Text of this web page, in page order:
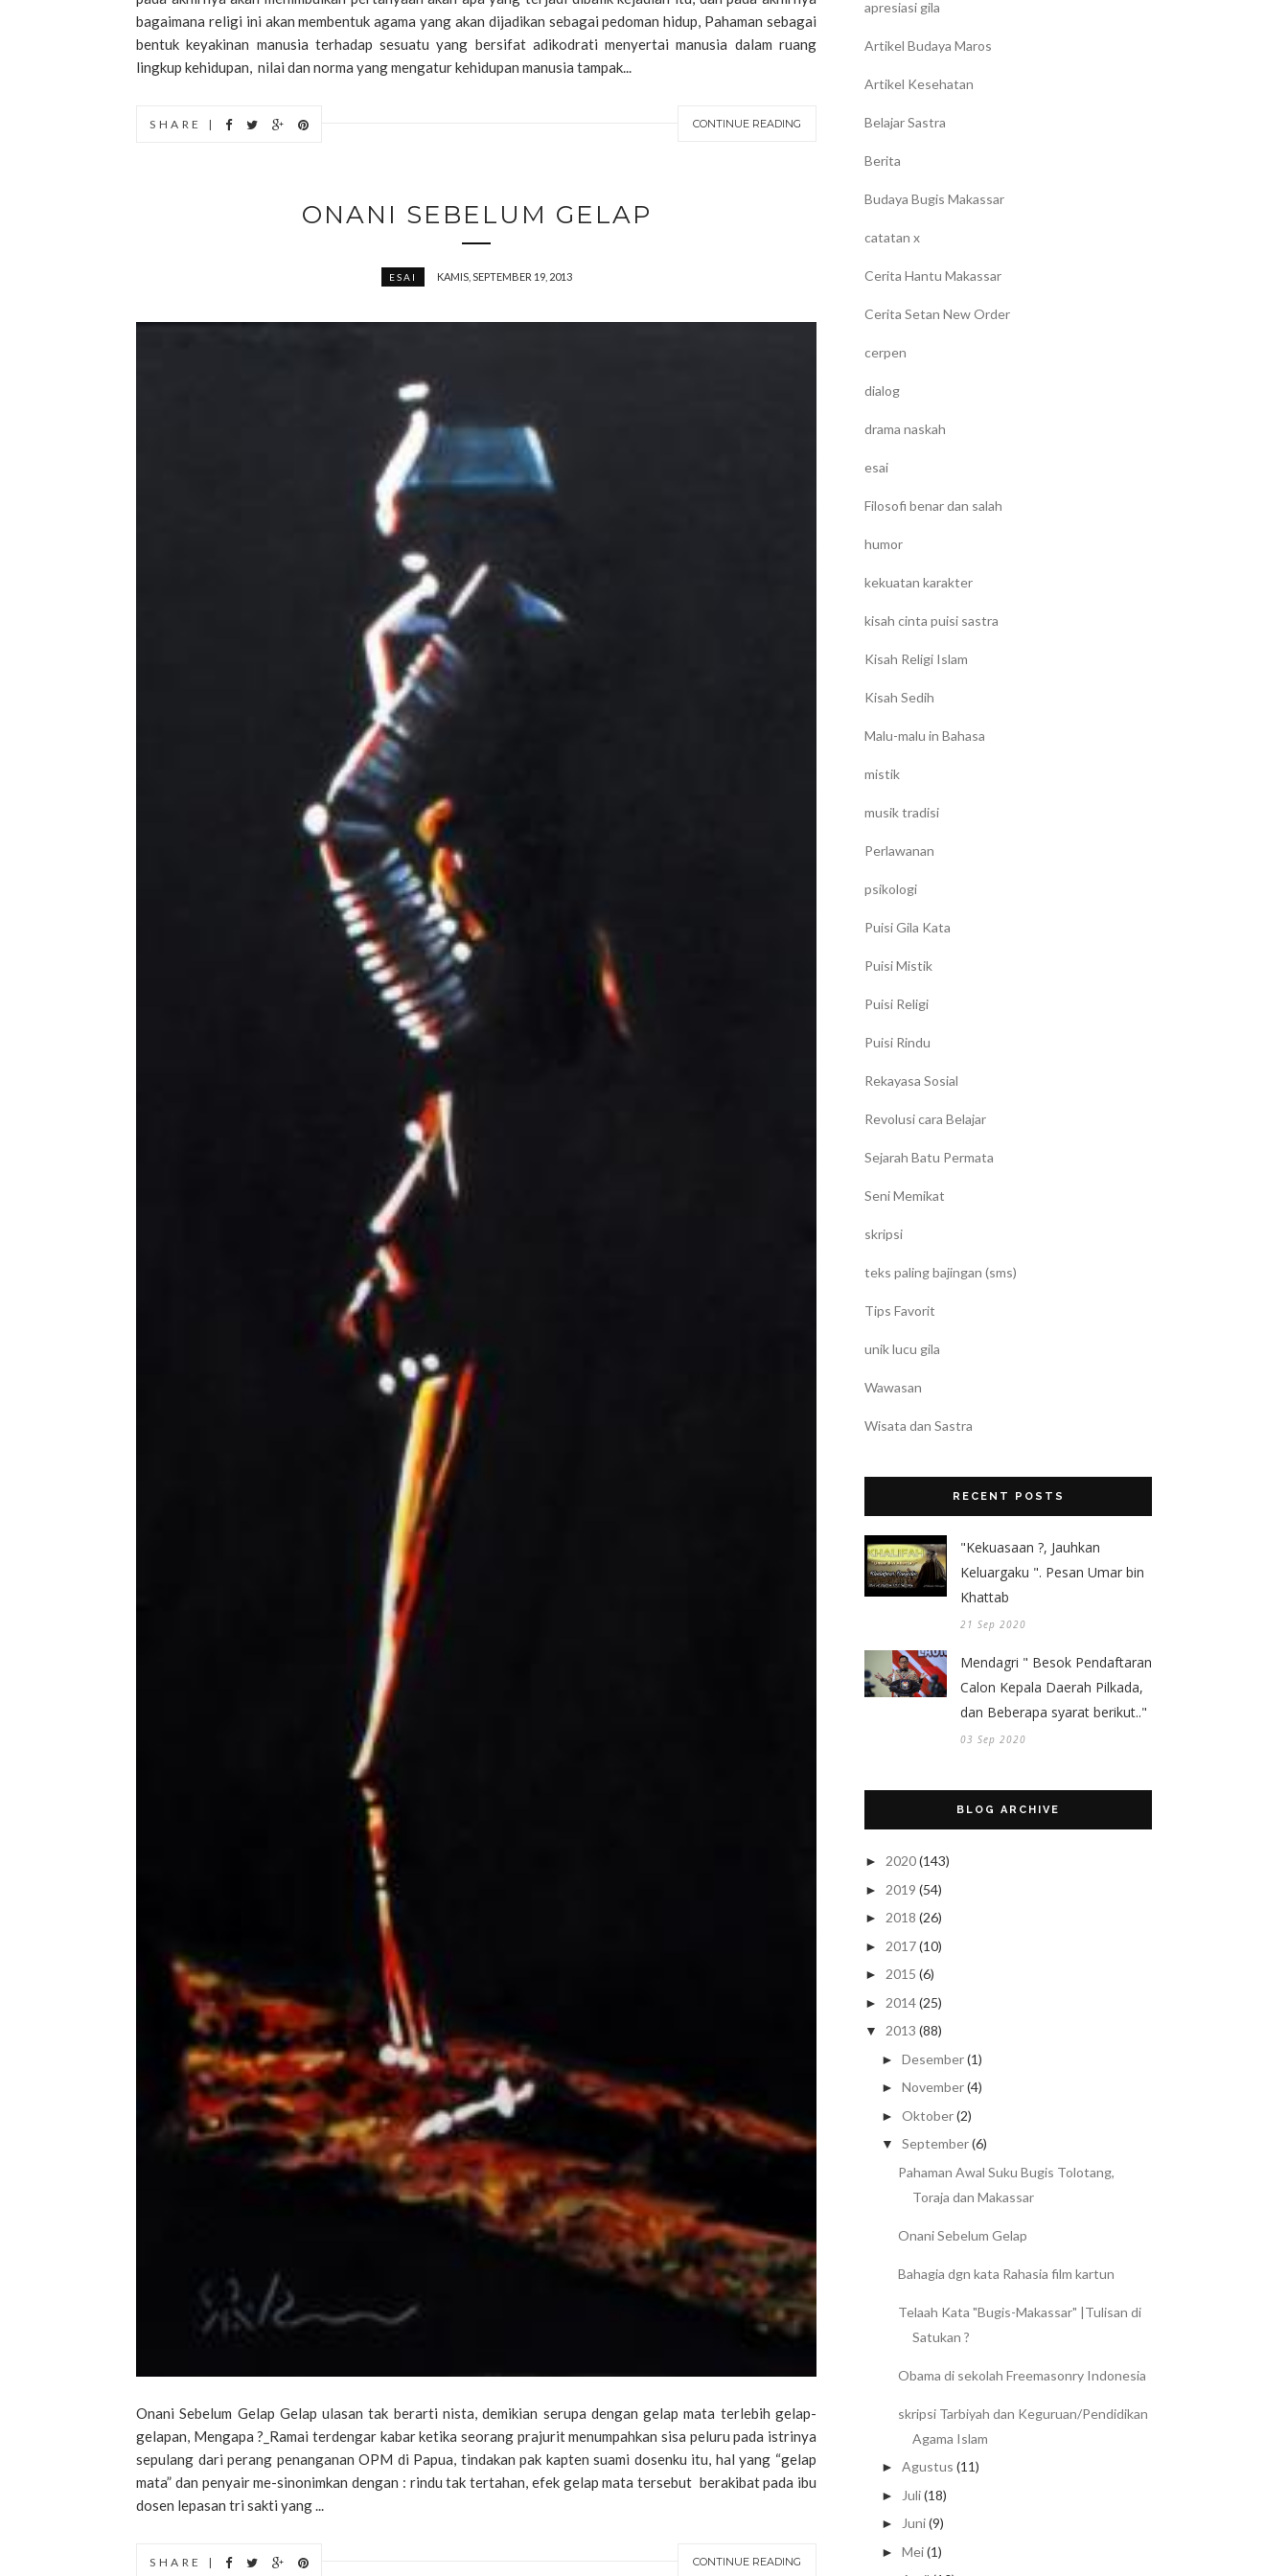
bagaimana religi ini akan membentuk agama yang akan dijadikan sebagai pedoman hidup, Pahaman sebagai
bentuk keyakinan manusia terhadap sesuatu yang bersifat adikodrati menyertai manusia dalam ruang
lingkup kehidupan, nilai dan norma yang mengatur kehidupan manusia tampak...
CONTINUE READING
SHARE |
ONANI SEBELUM GELAP
ESAI KAMIS, SEPTEMBER 19, 2013
Onani Sebelum Gelap Gelap ulasan tak berarti nista, demikian serupa dengan gelap mata terlebih gelap-
gelapan, Mengapa ?_Ramai terdengar kabar ketika seorang prajurit menumpahkan sisa peluru pada istrinya
sepulang dari perang penanganan OPM di Papua, tindakan pak kapten suami dosenku itu, hal yang “gelap
mata” dan penyair me-sinonimkan dengan : rindu tak tertahan, efek gelap mata tersebut berakibat pada ibu
dosen lepasan tri sakti yang ...
CONTINUE READING
SHARE |
apresiasi gila
Artikel Budaya Maros
Artikel Kesehatan
Belajar Sastra
Berita
Budaya Bugis Makassar
catatan x
Cerita Hantu Makassar
Cerita Setan New Order
cerpen
dialog
drama naskah
esai
Filosofi benar dan salah
humor
kekuatan karakter
kisah cinta puisi sastra
Kisah Religi Islam
Kisah Sedih
Malu-malu in Bahasa
mistik
musik tradisi
Perlawanan
psikologi
Puisi Gila Kata
Puisi Mistik
Puisi Religi
Puisi Rindu
Rekayasa Sosial
Revolusi cara Belajar
Sejarah Batu Permata
Seni Memikat
skripsi
teks paling bajingan (sms)
Tips Favorit
unik lucu gila
Wawasan
Wisata dan Sastra
RECENT POSTS
"Kekuasaan ?, Jauhkan
Keluargaku ". Pesan Umar bin
Khattab
21 Sep 2020
Mendagri " Besok Pendaftaran
Calon Kepala Daerah Pilkada,
dan Beberapa syarat berikut.."
03 Sep 2020
BLOG ARCHIVE
► 2020(143)
► 2019 (54)
► 2018 (26)
► 2017(10)
► 2015 (6)
► 2014(25)
▼ 2013 (88)
► Desember(1)
► November(4)
► Oktober(2)
▼ September(6)
Pahaman Awal Suku Bugis Tolotang,
Toraja dan Makassar
Onani Sebelum Gelap
Bahagia dgn kata Rahasia film kartun
Telaah Kata "Bugis-Makassar" |Tulisan di
Satukan ?
Obama di sekolah Freemasonry Indonesia
skripsi Tarbiyah dan Keguruan/Pendidikan
Agama Islam
► Agustus (11)
► Juli(18)
► Juni(9)
► Mei(1)